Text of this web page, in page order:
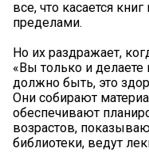
все, что касается
пределами.
Но их раздражает,
«Вы только и делаете
должно быть, это
Они собирают
обеспечивают
возрастов,
библиотеки, ведут